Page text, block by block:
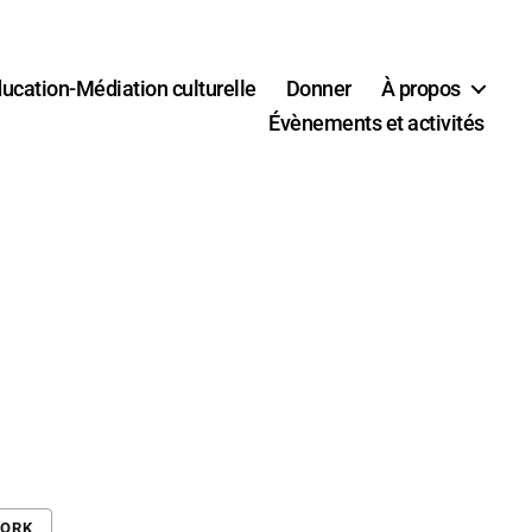
Médiation culturelle Donner
À propos
Évènements et activités